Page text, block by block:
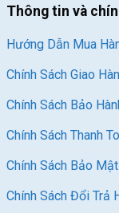
Thông tin và
Hướng Dẫn Mua
Chính Sách Giao
Chính Sách Bảo
Chính Sách Thanh
Chính Sách Bảo Mật
Chính Sách Đổi Trả